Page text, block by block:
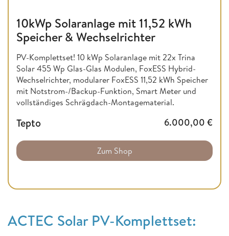
10kWp Solaranlage mit 11,52 kWh
Speicher & Wechselrichter
PV-Komplettset! 10 kWp Solaranlage mit 22x Trina
Solar 455 Wp Glas-Glas Modulen, FoxESS Hybrid-
Wechselrichter, modularer FoxESS 11,52 kWh Speicher
mit Notstrom-/Backup-Funktion, Smart Meter und
vollständiges Schrägdach-Montagematerial.
Tepto 6.000,00 €
Zum Shop
ACTEC Solar PV-Komplettset: